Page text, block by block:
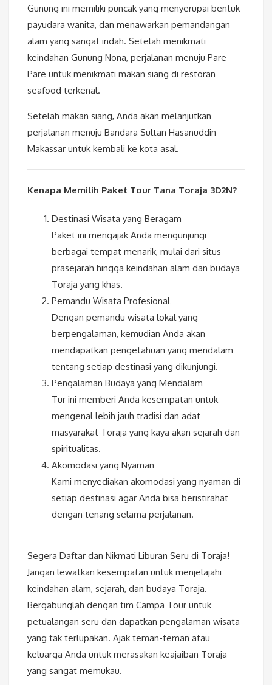
Gunung ini memiliki puncak yang menyerupai bentuk
payudara wanita, dan menawarkan pemandangan
alam yang sangat indah. Setelah menikmati
keindahan Gunung Nona, perjalanan menuju Pare-
Pare untuk menikmati makan siang di restoran
seafood terkenal.
Setelah makan siang, Anda akan melanjutkan
perjalanan menuju Bandara Sultan Hasanuddin
Makassar untuk kembali ke kota asal.
Kenapa Memilih Paket Tour Tana Toraja 3D2N?
Destinasi Wisata yang Beragam
Paket ini mengajak Anda mengunjungi
berbagai tempat menarik, mulai dari situs
prasejarah hingga keindahan alam dan budaya
Toraja yang khas.
Pemandu Wisata Profesional
Dengan pemandu wisata lokal yang
berpengalaman, kemudian Anda akan
mendapatkan pengetahuan yang mendalam
tentang setiap destinasi yang dikunjungi.
Pengalaman Budaya yang Mendalam
Tur ini memberi Anda kesempatan untuk
mengenal lebih jauh tradisi dan adat
masyarakat Toraja yang kaya akan sejarah dan
spiritualitas.
Akomodasi yang Nyaman
Kami menyediakan akomodasi yang nyaman di
setiap destinasi agar Anda bisa beristirahat
dengan tenang selama perjalanan.
Segera Daftar dan Nikmati Liburan Seru di Toraja!
Jangan lewatkan kesempatan untuk menjelajahi
keindahan alam, sejarah, dan budaya Toraja.
Bergabunglah dengan tim Campa Tour untuk
petualangan seru dan dapatkan pengalaman wisata
yang tak terlupakan. Ajak teman-teman atau
keluarga Anda untuk merasakan keajaiban Toraja
yang sangat memukau.